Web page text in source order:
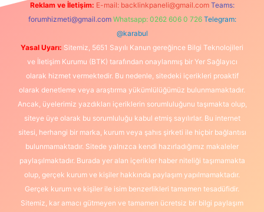
Reklam ve İletişim: E-mail: backlinkpaneli@gmail.com Teams:
forumhizmeti@gmail.com Whatsapp: 0262 606 0 726 Telegram:
@karabul
Yasal Uyarı: Sitemiz, 5651 Sayılı Kanun gereğince Bilgi Teknolojileri
ve İletişim Kurumu (BTK) tarafından onaylanmış bir Yer Sağlayıcı
olarak hizmet vermektedir. Bu nedenle, sitedeki içerikleri proaktif
olarak denetleme veya araştırma yükümlülüğümüz bulunmamaktadır.
Ancak, üyelerimiz yazdıkları içeriklerin sorumluluğunu taşımakta olup,
siteye üye olarak bu sorumluluğu kabul etmiş sayılırlar. Bu internet
sitesi, herhangi bir marka, kurum veya şahıs şirketi ile hiçbir bağlantısı
bulunmamaktadır. Sitede yalnızca kendi hazırladığımız makaleler
paylaşılmaktadır. Burada yer alan içerikler haber niteliği taşımamakta
olup, gerçek kurum ve kişiler hakkında paylaşım yapılmamaktadır.
Gerçek kurum ve kişiler ile isim benzerlikleri tamamen tesadüfidir.
Sitemiz, kar amacı gütmeyen ve tamamen ücretsiz bir bilgi paylaşım